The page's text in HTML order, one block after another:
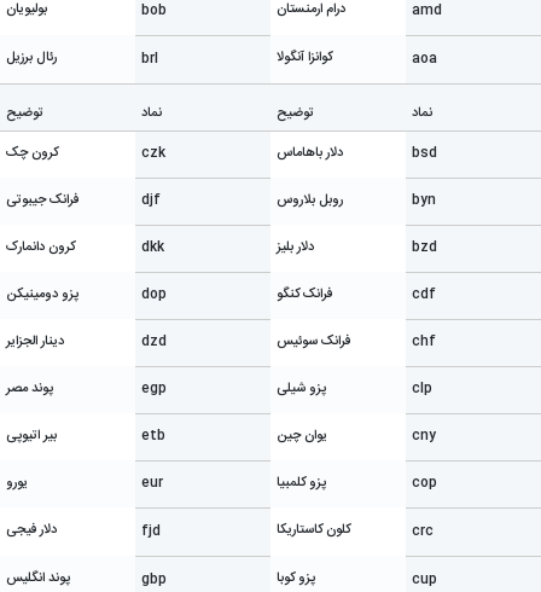
amd درام ارمنستان
aoa کوانزا آنگولا
bob بولیویان
brl رئال برزیل
نماد
توضیح
bsd
دلار باهاماس
byn روبل بلاروس
bzd دلار بلیز
cdf فرانک کنگو
chf فرانک سوئیس
clp پزو شیلی
cny یوان چین
cop پزو کلمبیا
crc کلون کاستاریکا
cup پزو کوبا
نماد
توضیح
czk
کرون چک
djf فرانک جیبوتی
dkk کرون دانمارک
dop پزو دومینیکن
dzd دینار الجزایر
egp پوند مصر
etb بیر اتیوپی
eur یورو
fjd دلار فیجی
gbp پوند انگلیس